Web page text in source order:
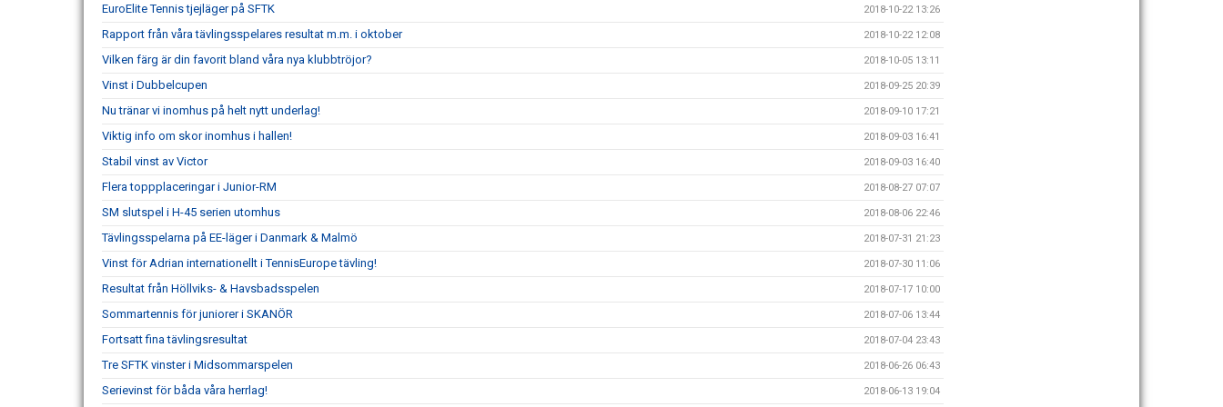
EuroElite Tennis tjejläger på SFTK 2018-10-22 13:26
Rapport från våra tävlingsspelares resultat m.m. i oktober 2018-10-22 12:08
Vilken färg är din favorit bland våra nya klubbtröjor? 2018-10-05 13:11
Vinst i Dubbelcupen 2018-09-25 20:39
Nu tränar vi inomhus på helt nytt underlag! 2018-09-10 17:21
Viktig info om skor inomhus i hallen! 2018-09-03 16:41
Stabil vinst av Victor 2018-09-03 16:40
Flera toppplaceringar i Junior-RM 2018-08-27 07:07
SM slutspel i H-45 serien utomhus 2018-08-06 22:46
Tävlingsspelarna på EE-läger i Danmark & Malmö 2018-07-31 21:23
Vinst för Adrian internationellt i TennisEurope tävling! 2018-07-30 11:06
Resultat från Höllviks- & Havsbadsspelen 2018-07-17 10:00
Sommartennis för juniorer i SKANÖR 2018-07-06 13:44
Fortsatt fina tävlingsresultat 2018-07-04 23:43
Tre SFTK vinster i Midsommarspelen 2018-06-26 06:43
Serievinst för båda våra herrlag! 2018-06-13 19:04